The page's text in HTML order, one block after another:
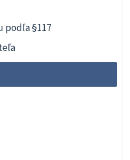
podľa §117